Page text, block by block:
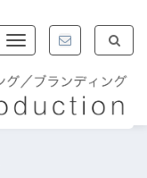
Toggle
navigation